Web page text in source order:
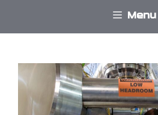
Menu